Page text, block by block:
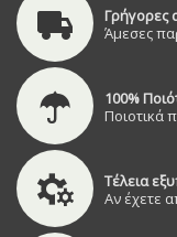
Γρήγορες
Άμεσες
100%
Ποιοτικά
Τέλεια
Αν έχετε